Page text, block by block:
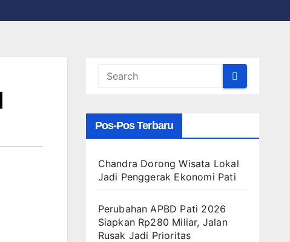
Pos-Pos Terbaru
Chandra Dorong Wisata Lokal
Jadi Penggerak Ekonomi Pati
Perubahan APBD Pati 2026
Siapkan Rp280 Miliar, Jalan
Rusak Jadi Prioritas